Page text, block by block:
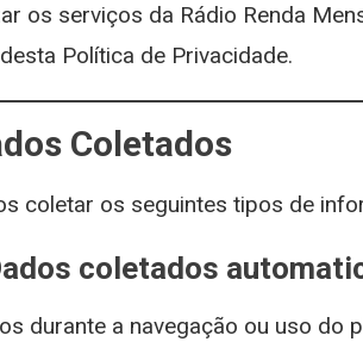
os serviços da Rádio Renda
Política de Privacidade.
Coletados
coletar os seguintes tipos de
coletados
durante a navegação ou uso do